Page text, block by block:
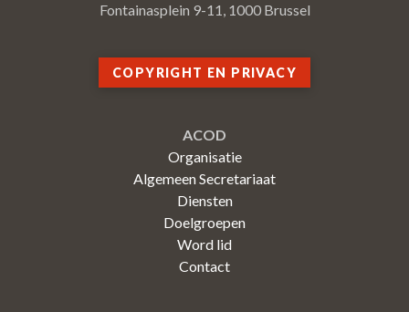
Fontainasplein 9-11, 1000 Brussel
COPYRIGHT EN PRIVACY
ACOD
Organisatie
Algemeen Secretariaat
Diensten
Doelgroepen
Word lid
Contact